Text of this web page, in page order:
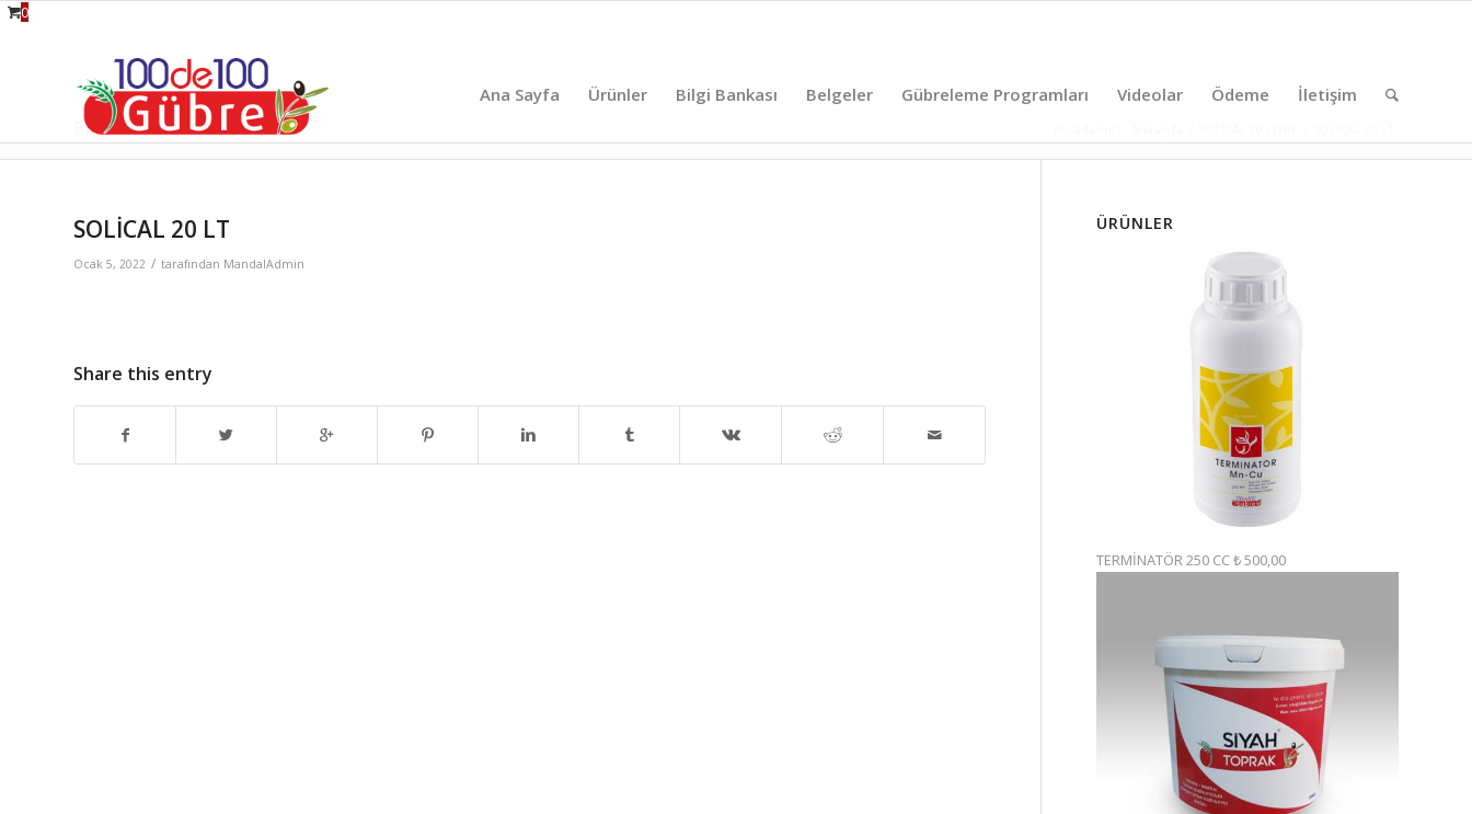
0
Ana Sayfa Ürünler Bilgi Bankası Belgeler Gübreleme Programları Videolar Ödeme İletişim
Blog - En Güncel Haberler
SOLİCAL 20 LT
Ocak 5, 2022 / tarafından MandalAdmin
Share this entry
ÜRÜNLER
TERMİNATÖR 250 CC₺500,00